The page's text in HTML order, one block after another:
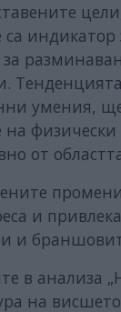
умения,
от
и
и
в анализа
на